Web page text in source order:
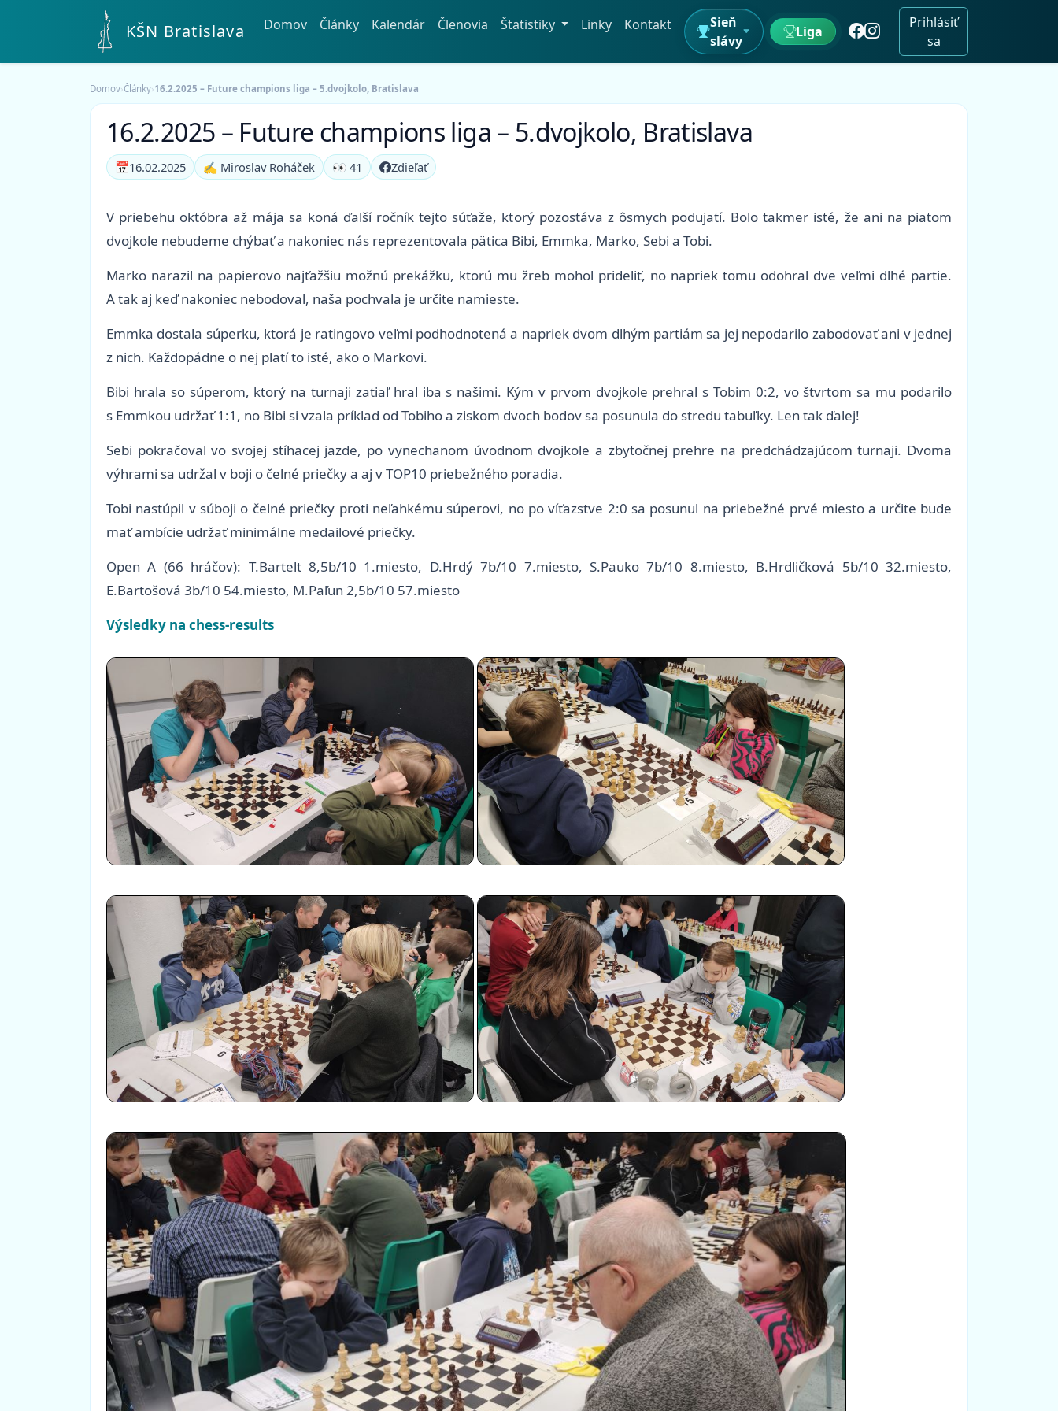
KŠN Bratislava Domov Články Kalendár Členovia Štatistiky Linky Kontakt
Sieň
slávy
Liga
Prihlásiť
sa
Domov›Články›16.2.2025 – Future champions liga – 5.dvojkolo, Bratislava
16.2.2025 – Future champions liga – 5.dvojkolo, Bratislava
📅16.02.2025 ✍️ Miroslav Roháček 👀 41 Zdieľať
V priebehu októbra až mája sa koná ďalší ročník tejto súťaže, ktorý pozostáva z ôsmych podujatí. Bolo takmer isté, že ani na piatom
dvojkole nebudeme chýbať a nakoniec nás reprezentovala pätica Bibi, Emmka, Marko, Sebi a Tobi.
Marko narazil na papierovo najťažšiu možnú prekážku, ktorú mu žreb mohol prideliť, no napriek tomu odohral dve veľmi dlhé partie.
A tak aj keď nakoniec nebodoval, naša pochvala je určite namieste.
Emmka dostala súperku, ktorá je ratingovo veľmi podhodnotená a napriek dvom dlhým partiám sa jej nepodarilo zabodovať ani v jednej
z nich. Každopádne o nej platí to isté, ako o Markovi.
Bibi hrala so súperom, ktorý na turnaji zatiaľ hral iba s našimi. Kým v prvom dvojkole prehral s Tobim 0:2, vo štvrtom sa mu podarilo
s Emmkou udržať 1:1, no Bibi si vzala príklad od Tobiho a ziskom dvoch bodov sa posunula do stredu tabuľky. Len tak ďalej!
Sebi pokračoval vo svojej stíhacej jazde, po vynechanom úvodnom dvojkole a zbytočnej prehre na predchádzajúcom turnaji. Dvoma
výhrami sa udržal v boji o čelné priečky a aj v TOP10 priebežného poradia.
Tobi nastúpil v súboji o čelné priečky proti neľahkému súperovi, no po víťazstve 2:0 sa posunul na priebežné prvé miesto a určite bude
mať ambície udržať minimálne medailové priečky.
Open A (66 hráčov): T.Bartelt 8,5b/10 1.miesto, D.Hrdý 7b/10 7.miesto, S.Pauko 7b/10 8.miesto, B.Hrdličková 5b/10 32.miesto,
E.Bartošová 3b/10 54.miesto, M.Paľun 2,5b/10 57.miesto
Výsledky na chess-results